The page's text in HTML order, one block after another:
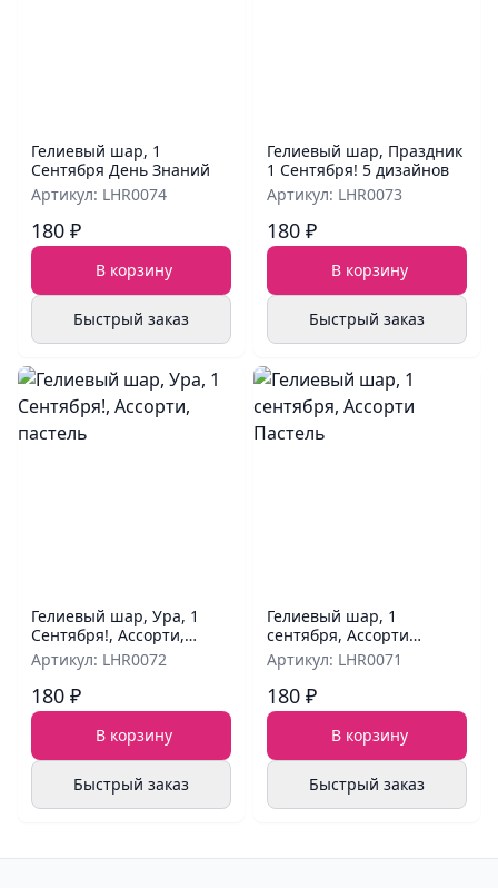
Гелиевый шар, 1
Сентября День Знаний
Артикул: LHR0074
180 ₽
В корзину
Быстрый заказ
Гелиевый шар, Праздник
1 Сентября! 5 дизайнов
Артикул: LHR0073
180 ₽
В корзину
Быстрый заказ
Гелиевый шар, Ура, 1
Сентября!, Ассорти,
пастель
Артикул: LHR0072
180 ₽
В корзину
Быстрый заказ
Гелиевый шар, 1
сентября, Ассорти
Пастель
Артикул: LHR0071
180 ₽
В корзину
Быстрый заказ